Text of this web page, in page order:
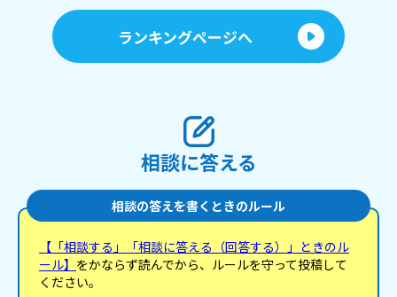
ランキングページへ
相談に答える
相談の答えを書くときのルール
【「相談する」「相談に答える（回答する）」ときのル
ール】 をかならず読んでから、ルールを守って投稿して
ください。